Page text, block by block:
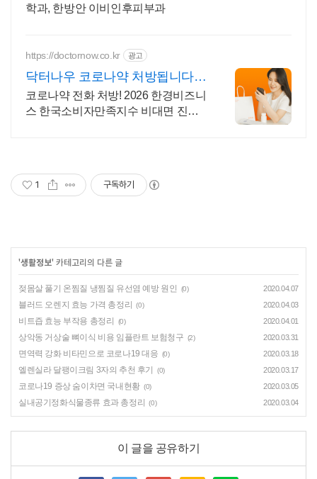
학과, 한방안 이비인후피부과
https://doctornow.co.kr 광고
닥터나우 코로나약 처방됩니다
365일 24시간 진료가능
코로나약 전화 처방! 2026 한경비즈니
스 한국소비자만족지수 비대면 진료
1 구독하기
'생활정보' 카테고리의 다른 글
젖몸살 풀기 온찜질 냉찜질 유선염 예방 원인 (0) 2020.04.07
블러드 오렌지 효능 가격 총정리 (0) 2020.04.03
비트즙 효능 부작용 총정리 (0) 2020.04.01
상악동 거상술 뼈이식 비용 임플란트 보험청구 (2) 2020.03.31
면역력 강화 비타민으로 코로나19 대응 (0) 2020.03.18
엘렌실라 달팽이크림 3자의 추천 후기 (0) 2020.03.17
코로나19 증상 숨이차면 국내현황 (0) 2020.03.05
실내공기정화식물종류 효과 총정리 (0) 2020.03.04
이 글을 공유하기